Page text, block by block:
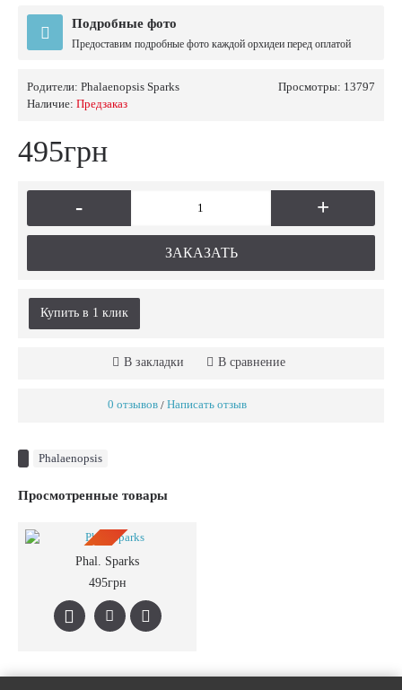
Подробные фото
Предоставим подробные фото каждой орхидеи перед оплатой
Просмотры: 13797
Родители: Phalaenopsis Sparks
Наличие: Предзаказ
495грн
- +
ЗАКАЗАТЬ
Купить в 1 клик
В закладки В сравнение
0 отзывов / Написать отзыв
Phalaenopsis
Просмотренные товары
ПРЕДЗАКАЗ
Phal. Sparks
495грн